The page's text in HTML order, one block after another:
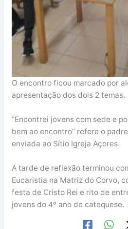
O encontro ficou marcado por
apresentação dos dois 2 temas.
“Encontrei jovens com sede e
bem ao encontro” refere o
enviada ao Sítio Igreja Açores.
A tarde de reflexão terminou
Eucaristia na Matriz do Corvo,
festa de Cristo Rei e rito de
jovens do 4º ano de catequese.